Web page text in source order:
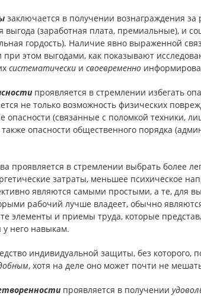
заключается в получении вознаграждения
выгода (заработная плата, премиальные), и
гордость). Наличие явно выраженной
этом выгодами, как показывают
систематическии своевременно
проявляется в стремлении избегать
не только возможность физических
опасности (связанные с поломкой техники,
опасности общественного порядка
проявляется в стремлении выбрать более
затраты, меньшее психическое
являются самыми простыми, а те, для
рабочий лучше владеет, обычно
элементы и приемы труда, которые
него навыкам.
индивидуальной защиты, без
, хотя на деле оно может почти не
проявляется в получении